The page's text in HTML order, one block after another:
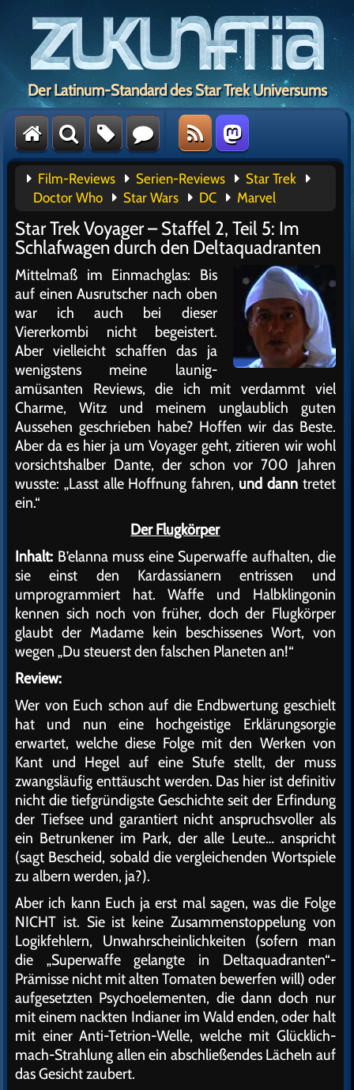
Der Latinum-Standard des Star Trek Universums
Film-Reviews Serien-Reviews
Star Trek
Doctor Who
Star Wars DC Marvel
Star Trek Voyager – Staffel 2, Teil 5: Im
Schlafwagen durch den Deltaquadranten
Mittelmaß im Einmachglas: Bis
auf einen Ausrutscher nach oben
war ich auch bei dieser
Viererkombi nicht begeistert.
Aber vielleicht schaffen das ja
wenigstens meine launig-
amüsanten Reviews, die ich mit verdammt viel
Charme, Witz und meinem unglaublich guten
Aussehen geschrieben habe? Hoffen wir das Beste.
Aber da es hier ja um Voyager geht, zitieren wir wohl
vorsichtshalber Dante, der schon vor 700 Jahren
wusste: „Lasst alle Hoffnung fahren, und danntretet
ein.“
Der Flugkörper
Inhalt: B’elanna muss eine Superwaffe aufhalten, die
sie einst den Kardassianern entrissen und
umprogrammiert hat. Waffe und Halbklingonin
kennen sich noch von früher, doch der Flugkörper
glaubt der Madame kein beschissenes Wort, von
wegen „Du steuerst den falschen Planeten an!“
Review:
Wer von Euch schon auf die Endbwertung geschielt
hat und nun eine hochgeistige Erklärungsorgie
erwartet, welche diese Folge mit den Werken von
Kant und Hegel auf eine Stufe stellt, der muss
zwangsläufig enttäuscht werden. Das hier ist definitiv
nicht die tiefgründigste Geschichte seit der Erfindung
der Tiefsee und garantiert nicht anspruchsvoller als
ein Betrunkener im Park, der alle Leute… anspricht
(sagt Bescheid, sobald die vergleichenden Wortspiele
zu albern werden, ja?).
Aber ich kann Euch ja erst mal sagen, was die Folge
NICHT ist. Sie ist keine Zusammenstoppelung von
Logikfehlern, Unwahrscheinlichkeiten (sofern man
die „Superwaffe gelangte in Deltaquadranten“-
Prämisse nicht mit alten Tomaten bewerfen will) oder
aufgesetzten Psychoelementen, die dann doch nur
mit einem nackten Indianer im Wald enden, oder halt
mit einer Anti-Tetrion-Welle, welche mit Glücklich-
mach-Strahlung allen ein abschließendes Lächeln auf
das Gesicht zaubert.